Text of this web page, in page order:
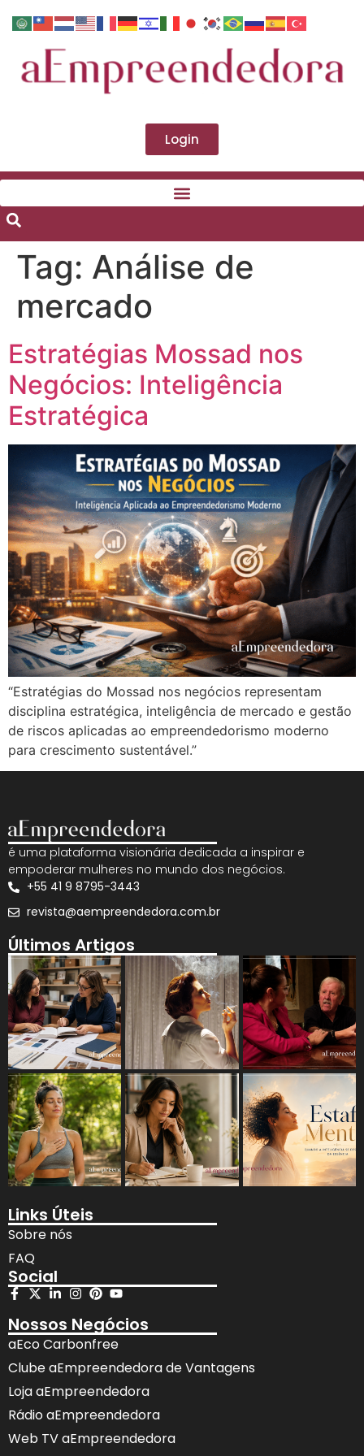
Login
Tag: Análise de
mercado
Estratégias Mossad nos
Negócios: Inteligência
Estratégica
“Estratégias do Mossad nos negócios representam
disciplina estratégica, inteligência de mercado e gestão
de riscos aplicadas ao empreendedorismo moderno
para crescimento sustentável.”
é uma plataforma visionária dedicada a inspirar e
empoderar mulheres no mundo dos negócios.
+55 41 9 8795-3443
revista@aempreendedora.com.br
Últimos Artigos
Links Úteis
Sobre nós
FAQ
Social
Nossos Negócios
aEco Carbonfree
Clube aEmpreendedora de Vantagens
Loja aEmpreendedora
Rádio aEmpreendedora
Web TV aEmpreendedora